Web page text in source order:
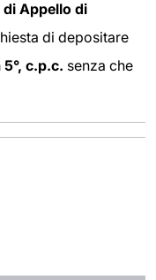
di Appello di
di depositare
c.p.c. senza che